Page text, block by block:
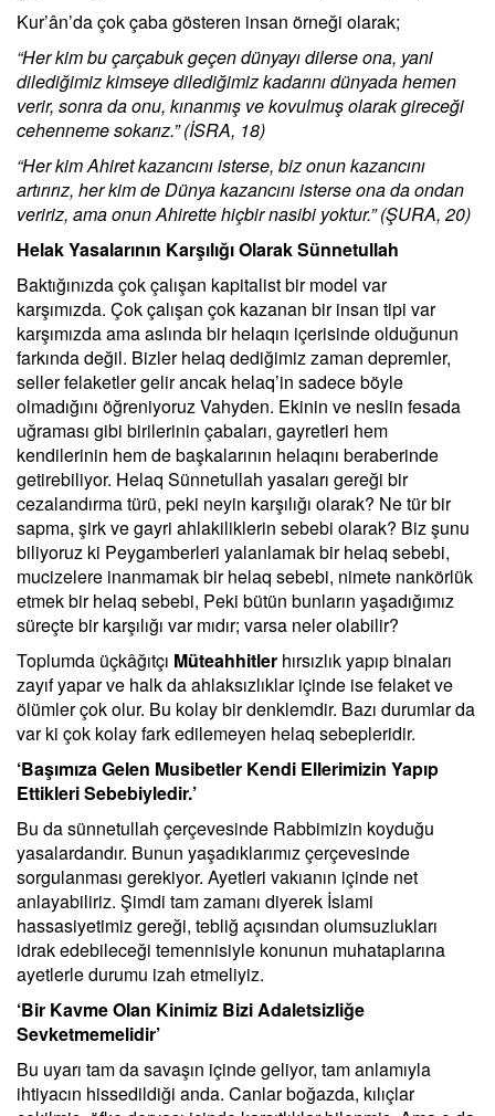
Kur’ân’da çok çaba gösteren insan örneği olarak;
“Her kim bu çarçabuk geçen dünyayı dilerse ona, yani
dilediğimiz kimseye dilediğimiz kadarını dünyada hemen
verir, sonra da onu, kınanmış ve kovulmuş olarak gireceği
cehenneme sokarız.”(İSRA, 18)
“Her kim Ahiret kazancını isterse, biz onun kazancını
artırırız, her kim de Dünya kazancını isterse ona da ondan
veririz, ama onun Ahirette hiçbir nasibi yoktur.” (ŞURA, 20)
Helak Yasalarının Karşılığı Olarak Sünnetullah
Baktığınızda çok çalışan kapitalist bir model var
karşımızda. Çok çalışan çok kazanan bir insan tipi var
karşımızda ama aslında bir helaqın içerisinde olduğunun
farkında değil. Bizler helaq dediğimiz zaman depremler,
seller felaketler gelir ancak helaq’in sadece böyle
olmadığını öğreniyoruz Vahyden. Ekinin ve neslin fesada
uğraması gibi birilerinin çabaları, gayretleri hem
kendilerinin hem de başkalarının helaqını beraberinde
getirebiliyor. Helaq Sünnetullah yasaları gereği bir
cezalandırma türü, peki neyin karşılığı olarak? Ne tür bir
sapma, şirk ve gayri ahlakiliklerin sebebi olarak? Biz şunu
biliyoruz ki Peygamberleri yalanlamak bir helaq sebebi,
mucizelere inanmamak bir helaq sebebi, nimete nankörlük
etmek bir helaq sebebi, Peki bütün bunların yaşadığımız
süreçte bir karşılığı var mıdır; varsa neler olabilir?
Toplumda üçkâğıtçı Müteahhitler hırsızlık yapıp binaları
zayıf yapar ve halk da ahlaksızlıklar içinde ise felaket ve
ölümler çok olur. Bu kolay bir denklemdir. Bazı durumlar da
var ki çok kolay fark edilemeyen helaq sebepleridir.
‘Başımıza Gelen Musibetler Kendi Ellerimizin Yapıp
Ettikleri Sebebiyledir.’
Bu da sünnetullah çerçevesinde Rabbimizin koyduğu
yasalardandır. Bunun yaşadıklarımız çerçevesinde
sorgulanması gerekiyor. Ayetleri vakıanın içinde net
anlayabiliriz. Şimdi tam zamanı diyerek İslami
hassasiyetimiz gereği, tebliğ açısından olumsuzlukları
idrak edebileceği temennisiyle konunun muhataplarına
ayetlerle durumu izah etmeliyiz.
‘Bir Kavme Olan Kinimiz Bizi Adaletsizliğe
Sevketmemelidir’
Bu uyarı tam da savaşın içinde geliyor, tam anlamıyla
ihtiyacın hissedildiği anda. Canlar boğazda, kılıçlar